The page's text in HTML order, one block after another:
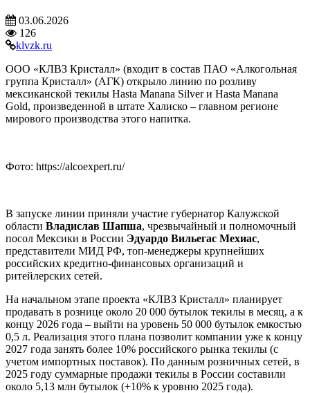
03.06.2026
126
klvzk.ru
ООО «КЛВЗ Кристалл» (входит в состав ПАО «Алкогольная
группа Кристалл» (АГК) открыло линию по розливу
мексиканской текилы Hasta Manana Silver и Hasta Manana
Gold, произведенной в штате Халиско – главном регионе
мирового производства этого напитка.
Фото: https://alcoexpert.ru/
В запуске линии приняли участие губернатор Калужской
области Владислав Шапша, чрезвычайный и полномочный
посол Мексики в России Эдуардо Вильегас Мехиас,
представители МИД РФ, топ-менеджеры крупнейших
российских кредитно-финансовых организаций и
ритейлерских сетей.
На начальном этапе проекта «КЛВЗ Кристалл» планирует
продавать в рознице около 20 000 бутылок текилы в месяц, а к
концу 2026 года – выйти на уровень 50 000 бутылок емкостью
0,5 л. Реализация этого плана позволит компании уже к концу
2027 года занять более 10% российского рынка текилы (с
учетом импортных поставок). По данным розничных сетей, в
2025 году суммарные продажи текилы в России составили
около 5,13 млн бутылок (+10% к уровню 2025 года).